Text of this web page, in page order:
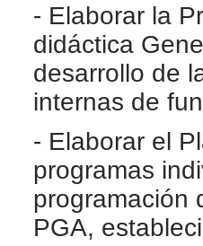
- Elaborar la
didáctica
desarrollo de
internas de
- Elaborar el
programas
programación
PGA,